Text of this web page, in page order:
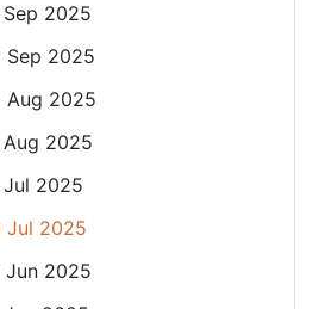
Sep 2025
Sep 2025
Aug 2025
Aug 2025
Jul 2025
Jul 2025
Jun 2025